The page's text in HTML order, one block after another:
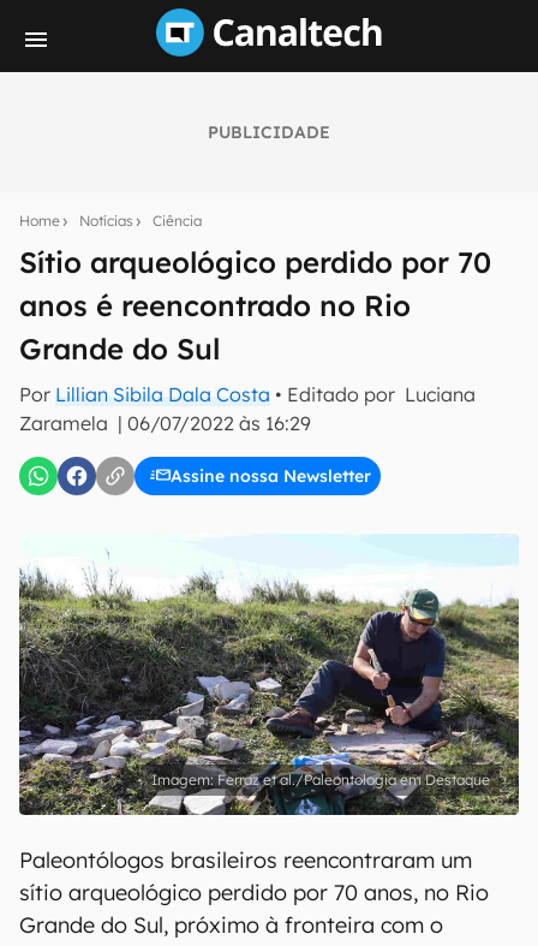
PUBLICIDADE
Home Notícias Ciência
Sítio arqueológico perdido por 70
anos é reencontrado no Rio
Grande do Sul
Por Lillian Sibila Dala Costa • Editado por Luciana
Zaramela | 06/07/2022 às 16:29
Assine nossa Newsletter
notícias e reviews sobre tecnologia em primeira
mão.
E-mail
inscreva-se
Confirmo que li, aceito e concordo com os Termos de
Uso e Política de Privacidade do Canaltech.
Ferraz et al./Paleontologia em Destaque
Paleontólogos brasileiros reencontraram um
sítio arqueológico perdido por 70 anos, no Rio
Grande do Sul, próximo à fronteira com o